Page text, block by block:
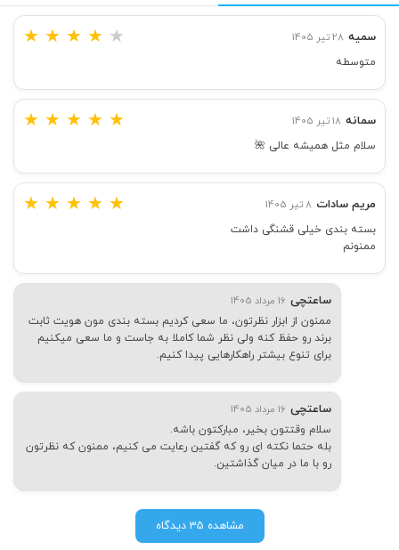
سمیه 28 تیر 1405 ★ ★ ★ ★ ★
متوسطه
سمانه 18 تیر 1405 ★ ★ ★ ★ ★
سلام مثل همیشه عالی 🌺
مریم سادات 8 تیر 1405 ★ ★ ★ ★ ★
بسته بندی خیلی قشنگی داشت
ممنونم
ساعتچی 16 مرداد 1405
ممنون از ابزار نظرتون، ما سعی کردیم بسته بندی مون هویت ثابت
برند رو حفظ کنه ولی نظر شما کاملا به جاست و ما سعی میکنیم
برای تنوع بیشتر راهکارهایی پیدا کنیم.
ساعتچی 16 مرداد 1405
سلام وقتتون بخیر، مبارکتون باشه.
بله حتما نکته ای رو که گفتین رعایت می کنیم، ممنون که نظرتون
رو با ما در میان گذاشتین.
مشاهده 35 دیدگاه